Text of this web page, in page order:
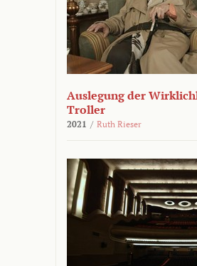
Auslegung der
Troller
2021 / Ruth Rieser